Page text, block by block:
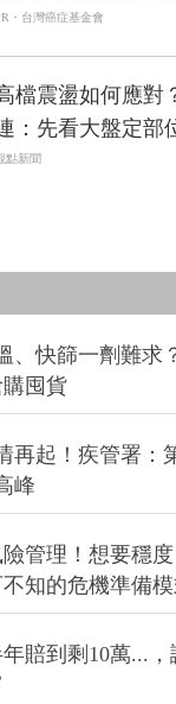
・台灣癌症基金會
檔震盪如何應對
：先看大盤定部
點新聞
、快篩一劑難求
囤貨
再起！疾管署：
峰
管理！想要穩度
知的危機準備
賠到剩10萬...，